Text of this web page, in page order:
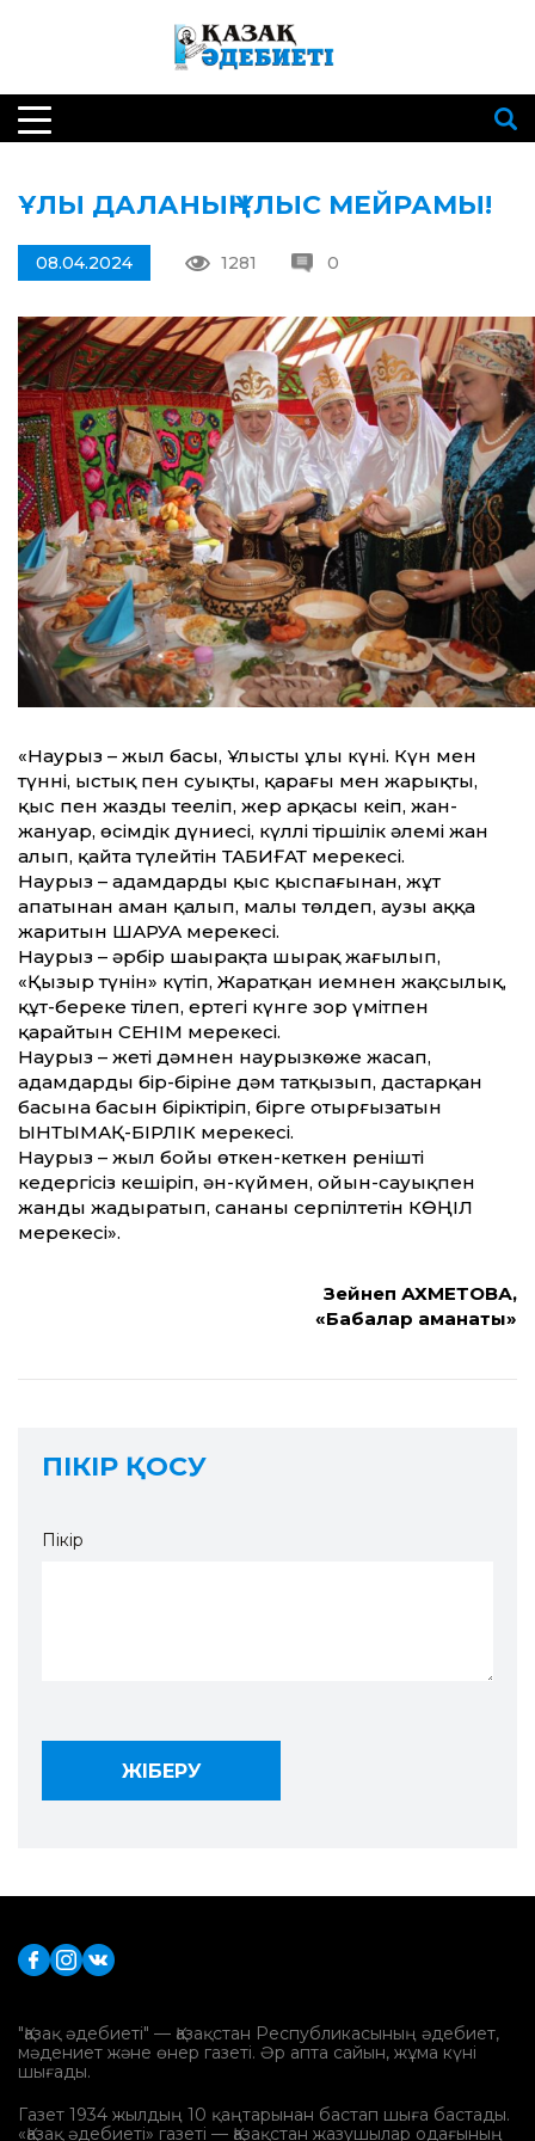
ҰЛЫ ДАЛАНЫҢ ҰЛЫС МЕЙРАМЫ!
08.04.2024 1281 0
«Наурыз – жыл басы, Ұлыстың ұлы күні. Күн мен
түннің, ыстық пен суықтың, қараңғы мен жарықтың,
қыс пен жаздың теңеліп, жер арқасы кеңіп, жан-
жануар, өсімдік дүниесі, күллі тіршілік әлемі жан
алып, қайта түлейтін ТАБИҒАТ мерекесі.
Наурыз – адамдардың қыс қыспағынан, жұт
апатынан аман қалып, малы төлдеп, аузы аққа
жаритын ШАРУА мерекесі.
Наурыз – әрбір шаңырақта шырақ жағылып,
«Қызыр түнін» күтіп, Жаратқан иемнен жақсылық,
құт-береке тілеп, ертеңгі күнге зор үмітпен
қарайтын СЕНІМ мерекесі.
Наурыз – жеті дәмнен наурызкөже жасап,
адамдардың бір-біріне дәм татқызып, дастарқан
басына басын біріктіріп, бірге отырғызатын
ЫНТЫМАҚ-БІРЛІК мерекесі.
Наурыз – жыл бойы өткен-кеткен ренішті
кедергісіз кешіріп, ән-күймен, ойын-сауықпен
жанды жадыратып, сананы серпілтетін КӨҢІЛ
мерекесі».
Зейнеп АХМЕТОВА,
«Бабалар аманаты»
ПІКІР ҚОСУ
Пікір
"Қазақ әдебиеті" — Қазақстан Республикасының әдебиет,
мәдениет және өнер газеті. Әр апта сайын, жұма күні
шығады.
Газет 1934 жылдың 10 қаңтарынан бастап шыға бастады.
«Қазақ әдебиеті» газеті — Қазақстан жазушылар одағының